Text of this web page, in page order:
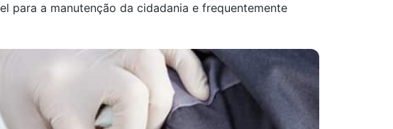
para a manutenção da cidadania e frequentemente